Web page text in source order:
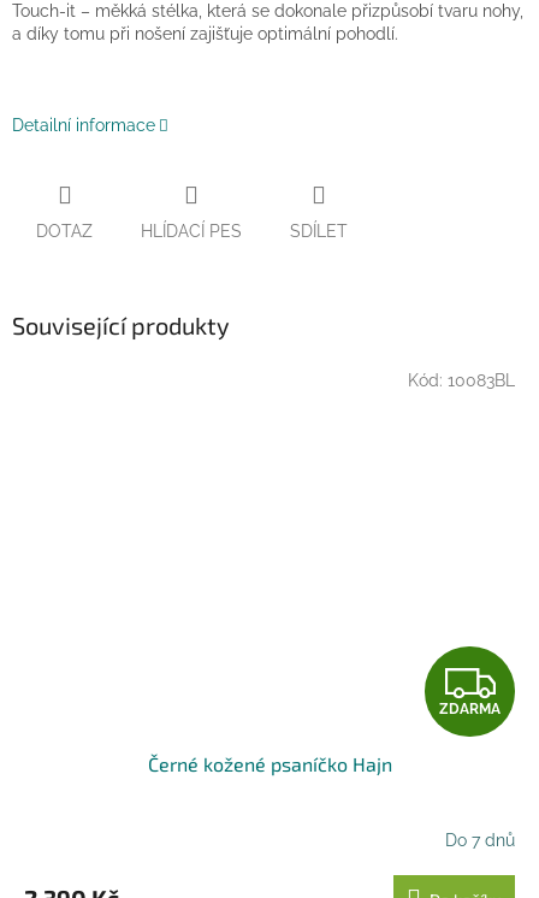
Touch-it – měkká stélka, která se dokonale přizpůsobí tvaru nohy,
a díky tomu při nošení zajišťuje optimální pohodlí.
Detailní informace
DOTAZ HLÍDACÍ PES SDÍLET
Související produkty
Z
D
R
M
ZDARMA
Černé kožené psaníčko Hajn
Do 7 dnů
Kód: 10083BL